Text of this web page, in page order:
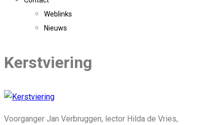
Weblinks
Nieuws
Kerstviering
Voorganger Jan Verbruggen, lector Hilda de Vries,